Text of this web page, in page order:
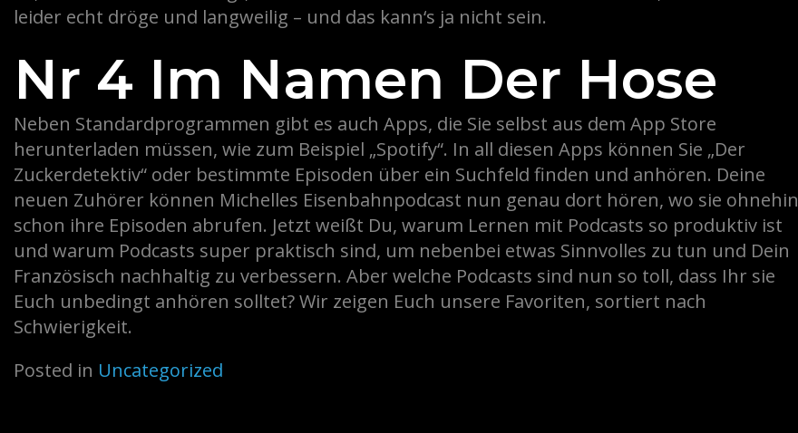
leider echt dröge und langweilig – und das kann‘s ja nicht sein.
Nr 4 Im Namen Der Hose
Neben Standardprogrammen gibt es auch Apps, die Sie selbst aus dem App Store
herunterladen müssen, wie zum Beispiel „Spotify“. In all diesen Apps können Sie „Der
Zuckerdetektiv“ oder bestimmte Episoden über ein Suchfeld finden und anhören. Deine
neuen Zuhörer können Michelles Eisenbahnpodcast nun genau dort hören, wo sie ohnehin
schon ihre Episoden abrufen. Jetzt weißt Du, warum Lernen mit Podcasts so produktiv ist
und warum Podcasts super praktisch sind, um nebenbei etwas Sinnvolles zu tun und Dein
Französisch nachhaltig zu verbessern. Aber welche Podcasts sind nun so toll, dass Ihr sie
Euch unbedingt anhören solltet? Wir zeigen Euch unsere Favoriten, sortiert nach
Schwierigkeit.
Posted in Uncategorized